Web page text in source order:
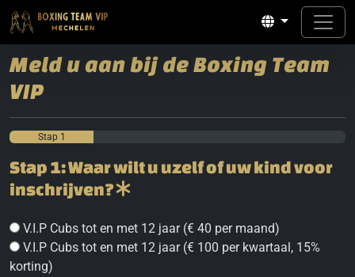
Meld u aan bij de Boxing Team
VIP
Stap 1
Stap 1: Waar wilt u uzelf of uw kind voor
inschrijven?
V.I.P Cubs tot en met 12 jaar (€ 40 per maand)
V.I.P Cubs tot en met 12 jaar (€ 100 per kwartaal, 15%
korting)